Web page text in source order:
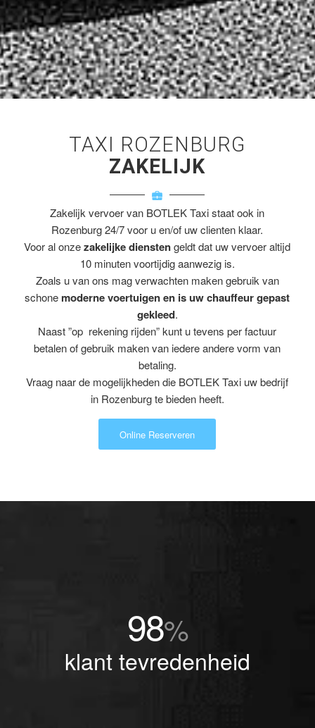
TAXI ROZENBURG
ZAKELIJK
Zakelijk vervoer van BOTLEK Taxi staat ook in
Rozenburg 24/7 voor u en/of uw clienten klaar.
Voor al onzezakelijke dienstengeldt dat uw vervoer altijd
10 minuten voortijdig aanwezig is.
Zoals u van ons mag verwachten maken gebruik van
schone moderne voertuigen en is uw chauffeur gepast
gekleed.
Naast ”op rekening rijden” kunt u tevens per factuur
betalen of gebruik maken van iedere andere vorm van
betaling.
Vraag naar de mogelijkheden die BOTLEK Taxi uw bedrijf
in Rozenburg te bieden heeft.
Online Reserveren
98%
klant tevredenheid